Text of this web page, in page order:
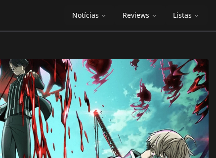
Notícias Reviews Listas